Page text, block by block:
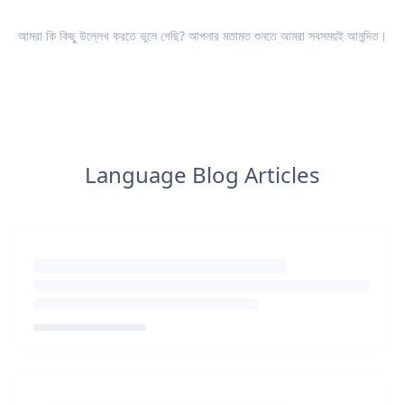
আমরা কি কিছু উল্লেখ করতে ভুলে গেছি? আপনার মতামতশুনতে আমরা সবসময়ই আনন্দিত।
Language Blog Articles